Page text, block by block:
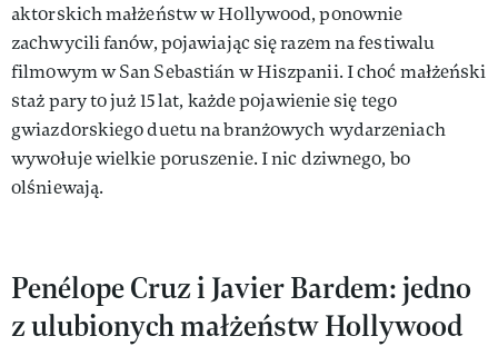
aktorskich małżeństw w Hollywood, ponownie
zachwycili fanów, pojawiając się razem na festiwalu
filmowym w San Sebastián w Hiszpanii. I choć małżeński
staż pary to już 15 lat, każde pojawienie się tego
gwiazdorskiego duetu na branżowych wydarzeniach
wywołuje wielkie poruszenie. I nic dziwnego, bo
olśniewają.
Penélope Cruz i Javier Bardem: jedno
z ulubionych małżeństw Hollywood